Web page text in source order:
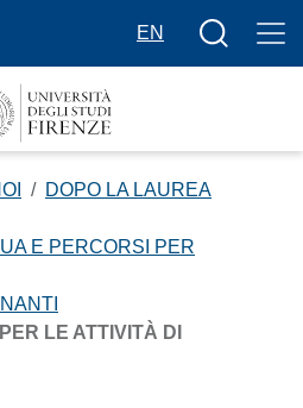
EN
Bottone
DOPO LA LAUREA
E PERCORSI PER
LE ATTIVITÀ DI